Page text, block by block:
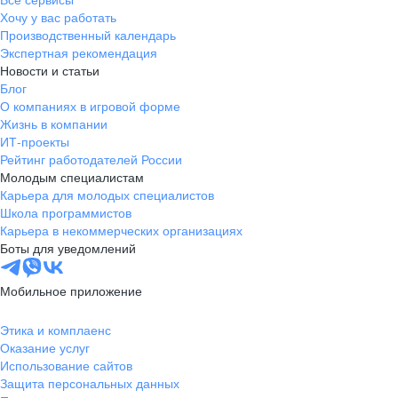
Погружайся в работу с первых дней вместе с
наставником.
Становись частичкой дружной in-house команды,
которая сама пишет код. Ведь мы это делаем для
себя
Предлагай варианты по улучшению продукта и
внедрению новых технологий. В небольшой
команде мы слышим друг друга, поддерживаем и
обязательно поможем воплотить в жизнь крутую
идею.
ПРЕОДОЛЕНИЕ
Будь лучше себя вчерашнего. Не бойся изучать и
пробовать новое, даже если сложно, трудно и
корпоративный транспорт от м. Парнас и
обратно
Человек в приоритете
Компенсация
за использование личного
оборудования
Фиксированный оклад
гарантированные премии
УДОБНЫЙ ФОРМАТ РАБОТЫ
Работа в офисе
Хочу у вас работать
Производственный календарь
Экспертная рекомендация
Новости и статьи
Блог
О компаниях в игровой форме
Жизнь в компании
ИТ-проекты
Рейтинг работодателей России
Молодым специалистам
Карьера для молодых специалистов
Школа программистов
Карьера в некоммерческих организациях
Боты для уведомлений
Мобильное приложение
Этика и комплаенс
Оказание услуг
Использование сайтов
Защита персональных данных